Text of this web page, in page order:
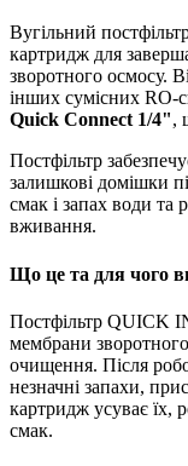
Вугільний
картридж для
зворотного осмосу.
інших сумісних RO-
Quick Connect 1/4",
Постфільтр
залишкові домішки
смак і запах води та
вживання.
Що це та для чого
Постфільтр QUICK
мембрани зворотного
очищення. Після
незначні запахи,
картридж усуває їх,
смак.